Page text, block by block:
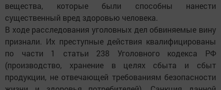
вещества, которые были способны нанести
существенный вред здоровью человека.
В ходе расследования уголовных дел обвиняемые вину
признали. Их преступные действия квалифицированы
по части 1 статьи 238 Уголовного кодекса РФ
(производство, хранение в целях сбыта и сбыт
продукции, не отвечающей требованиям безопасности